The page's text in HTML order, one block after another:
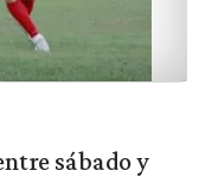
sábado y